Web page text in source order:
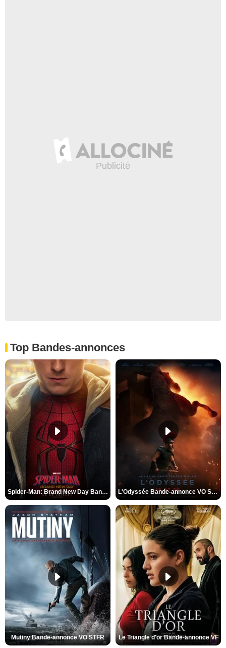
Top Bandes-annonces
Spider-Man: Brand New Day Bande-annonce VO STFR L'Odyssée Bande-annonce VO STFR
Mutiny Bande-annonce VO STFR Le Triangle d'or Bande-annonce VF